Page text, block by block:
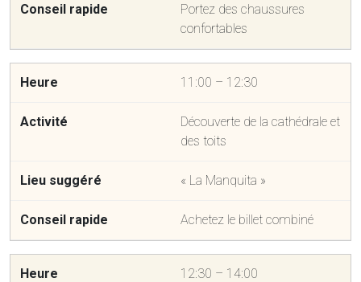
Portez des chaussures
confortables
11:00 – 12:30
Découverte de la cathédrale et
des toits
« La Manquita »
Achetez le billet combiné
12:30 – 14:00